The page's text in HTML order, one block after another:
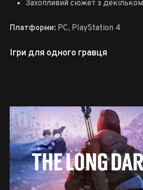
Захопливий сюжет з
Платформи: PC, PlayStation 4
Ігри для одного гравця